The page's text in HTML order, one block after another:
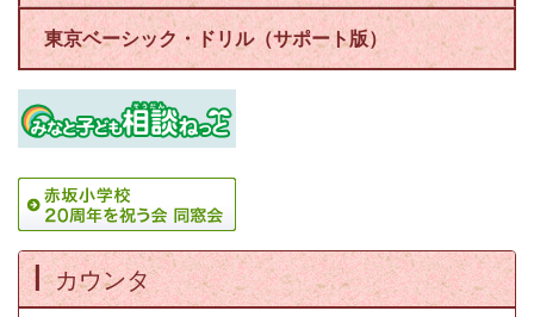
東京ベーシック・ドリル（サポート版）
カウンタ